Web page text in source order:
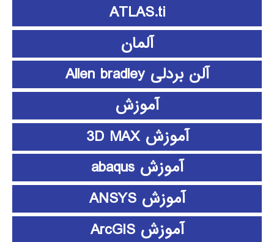
ATLAS.ti
آلمان
آلن بردلی Allen bradley
آموزش
آموزش 3D MAX
آموزش abaqus
آموزش ANSYS
آموزش ArcGIS